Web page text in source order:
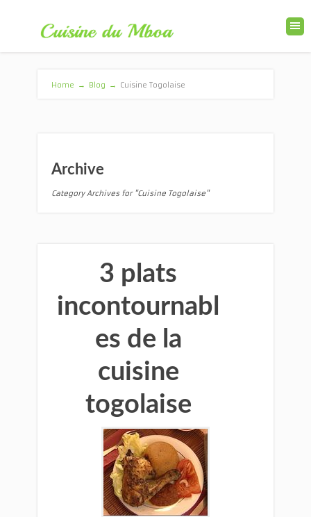
Home → Blog → Cuisine Togolaise
Archive
Category Archives for "Cuisine Togolaise"
3 plats
incontournabl
es de la
cuisine
togolaise